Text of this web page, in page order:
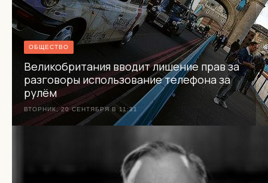
ОБЩЕСТВО
Великобритания вводит лишение прав за
разговоры использование телефона за
рулём
ВТОРНИК, 20 СЕНТЯБРЯ В 11:31